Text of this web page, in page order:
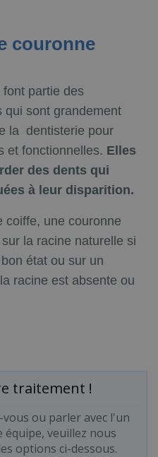
couronne
partie des
qui sont grandement
la dentisterie pour
et fonctionnelles. Elles
des dents qui
à leur disparition.
coiffe, une couronne
la racine naturelle si
état ou sur un
racine est absente ou
traitement !
ou parler avec l'un
équipe, veuillez nous
options ci-dessous.